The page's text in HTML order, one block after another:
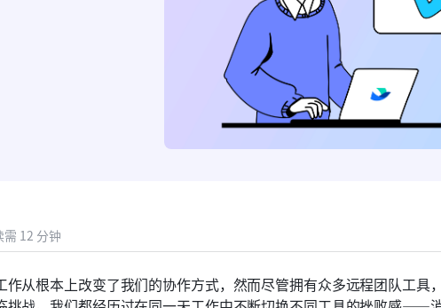
需 12 分钟
作从根本上改变了我们的协作方式，然而尽管拥有众多远程团队工具